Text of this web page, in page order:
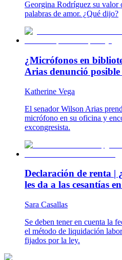
Georgina Rodríguez su valor
palabras de amor. ¿Qué dijo?
¿Micrófonos en
Arias denunció posible
Katherine Vega
El senador Wilson Arias
micrófono en su oficina y
excongresista.
Declaración de renta |
les da a las cesantías
Sara Casallas
Se deben tener en cuenta la
el método de liquidación
fijados por la ley.